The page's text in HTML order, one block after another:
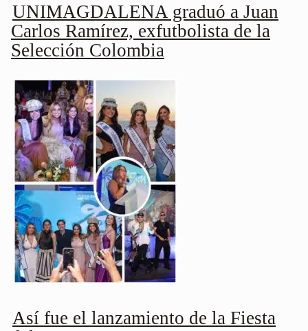
UNIMAGDALENA graduó a Juan
Carlos Ramírez, exfutbolista de la
Selección Colombia
Así fue el lanzamiento de la Fiesta